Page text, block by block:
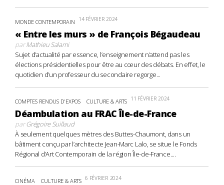
MONDE CONTEMPORAIN 14 FÉVRIER 2024
« Entre les murs » de François Bégaudeau
parMathieu Salami
Sujet d’actualité par essence, l’enseignement n’attend pas les
élections présidentielles pour être au cœur des débats. En effet, le
quotidien d’un professeur du secondaire regorge...
COMPTES RENDUS D'EXPOS CULTURE & ARTS 11 FÉVRIER 2024
Déambulation au FRAC Île-de-France
parGrégoire Suillaud
À seulement quelques mètres des Buttes-Chaumont, dans un
bâtiment conçu par l’architecte Jean-Marc Lalo, se situe le Fonds
Régional d’Art Contemporain de la région Île-de-France....
CINÉMA CULTURE & ARTS 6 FÉVRIER 2024